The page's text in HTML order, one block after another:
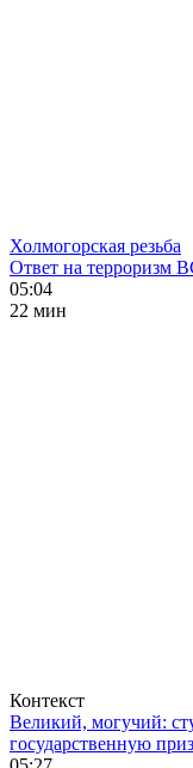
Холмогорская резьба
Ответ на терроризм
05:04
22 мин
Контекст
Великий, могучий:
государственную